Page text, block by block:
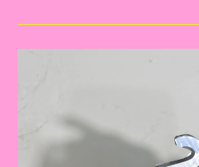
De
Ano
Ensino
Fundamental